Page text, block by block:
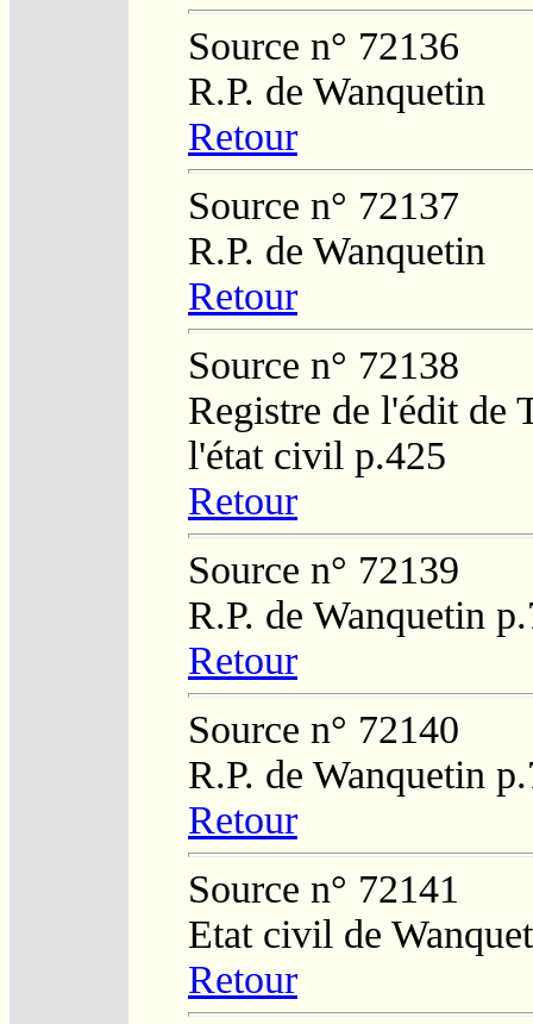
Source n° 72136
R.P. de Wanquetin
Retour
Source n° 72137
R.P. de Wanquetin
Retour
Source n° 72138
Registre de l'édit de
l'état civil p.425
Retour
Source n° 72139
R.P. de Wanquetin
Retour
Source n° 72140
R.P. de Wanquetin
Retour
Source n° 72141
Etat civil de
Retour